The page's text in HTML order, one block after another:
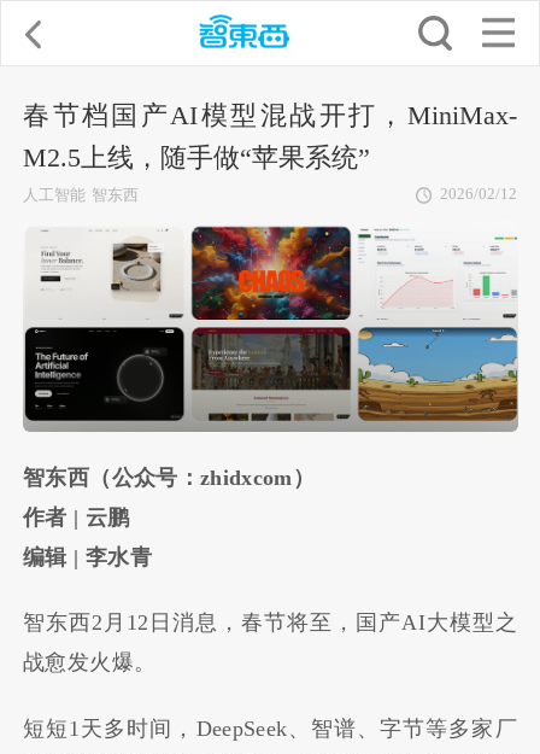
春节档国产AI模型混战开打，MiniMax-
M2.5上线，随手做“苹果系统”
人工智能 智东西 2026/02/12
智东西（公众号：zhidxcom）
作者 | 云鹏
编辑 | 李水青
智东西2月12日消息，春节将至，国产AI大模型之
战愈发火爆。
短短1天多时间，DeepSeek、智谱、字节等多家厂